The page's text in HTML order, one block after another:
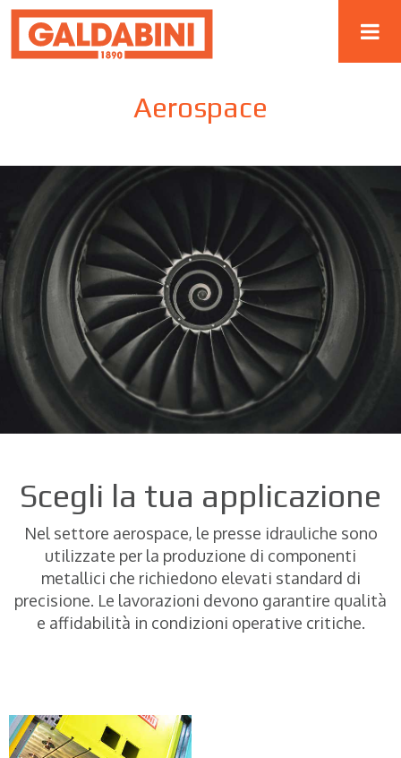
Aerospace
Scegli la tua applicazione
Nel settore aerospace, le presse idrauliche sono
utilizzate per la produzione di componenti
metallici che richiedono elevati standard di
precisione. Le lavorazioni devono garantire qualità
e affidabilità in condizioni operative critiche.